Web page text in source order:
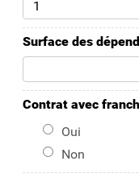
Surface des
Contrat avec
Oui
Non